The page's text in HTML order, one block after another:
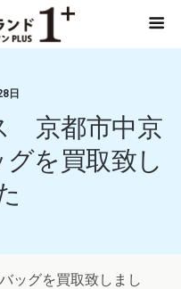
日
京都市中京
を買取致し
ッグを買取致しまし